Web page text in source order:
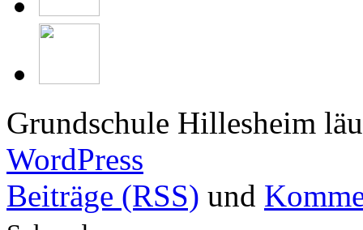
Grundschule Hillesheim
WordPress
Beiträge (RSS) und